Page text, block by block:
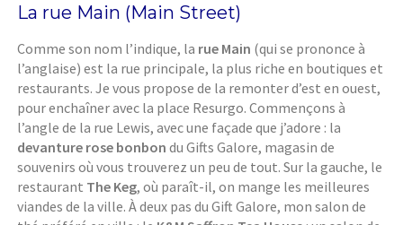
La rue Main (Main Street)
Comme son nom l’indique, la rue Main (qui se prononce à
l’anglaise) est la rue principale, la plus riche en boutiques et
restaurants. Je vous propose de la remonter d’est en ouest,
pour enchaîner avec la place Resurgo. Commençons à
l’angle de la rue Lewis, avec une façade que j’adore : la
devanture rose bonbon du Gifts Galore, magasin de
souvenirs où vous trouverez un peu de tout. Sur la gauche, le
restaurant The Keg, où paraît-il, on mange les meilleures
viandes de la ville. À deux pas du Gift Galore, mon salon de